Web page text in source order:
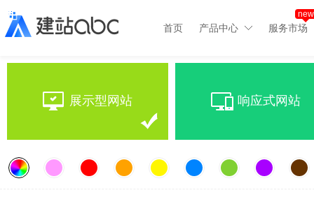
首页 产品中心 服务市场
new
展示型网站 响应式网站